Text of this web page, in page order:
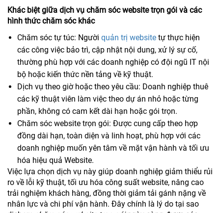
Khác biệt giữa dịch vụ chăm sóc website trọn gói và các
hình thức chăm sóc khác
Chăm sóc tự túc: Người quản trị website tự thực hiện
các công việc bảo trì, cập nhật nội dung, xử lý sự cố,
thường phù hợp với các doanh nghiệp có đội ngũ IT nội
bộ hoặc kiến thức nền tảng về kỹ thuật.
Dịch vụ theo giờ hoặc theo yêu cầu: Doanh nghiệp thuê
các kỹ thuật viên làm việc theo dự án nhỏ hoặc từng
phần, không có cam kết dài hạn hoặc gói trọn.
Chăm sóc website trọn gói: Được cung cấp theo hợp
đồng dài hạn, toàn diện và linh hoạt, phù hợp với các
doanh nghiệp muốn yên tâm về mặt vận hành và tối ưu
hóa hiệu quả Website.
Việc lựa chọn dịch vụ này giúp doanh nghiệp giảm thiểu rủi
ro về lỗi kỹ thuật, tối ưu hóa công suất website, nâng cao
trải nghiệm khách hàng, đồng thời giảm tải gánh nặng về
nhân lực và chi phí vận hành. Đây chính là lý do tại sao